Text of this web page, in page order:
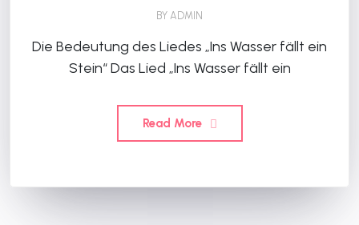
BY ADMIN
Die Bedeutung des Liedes „Ins Wasser fällt ein
Stein“ Das Lied „Ins Wasser fällt ein
Read More